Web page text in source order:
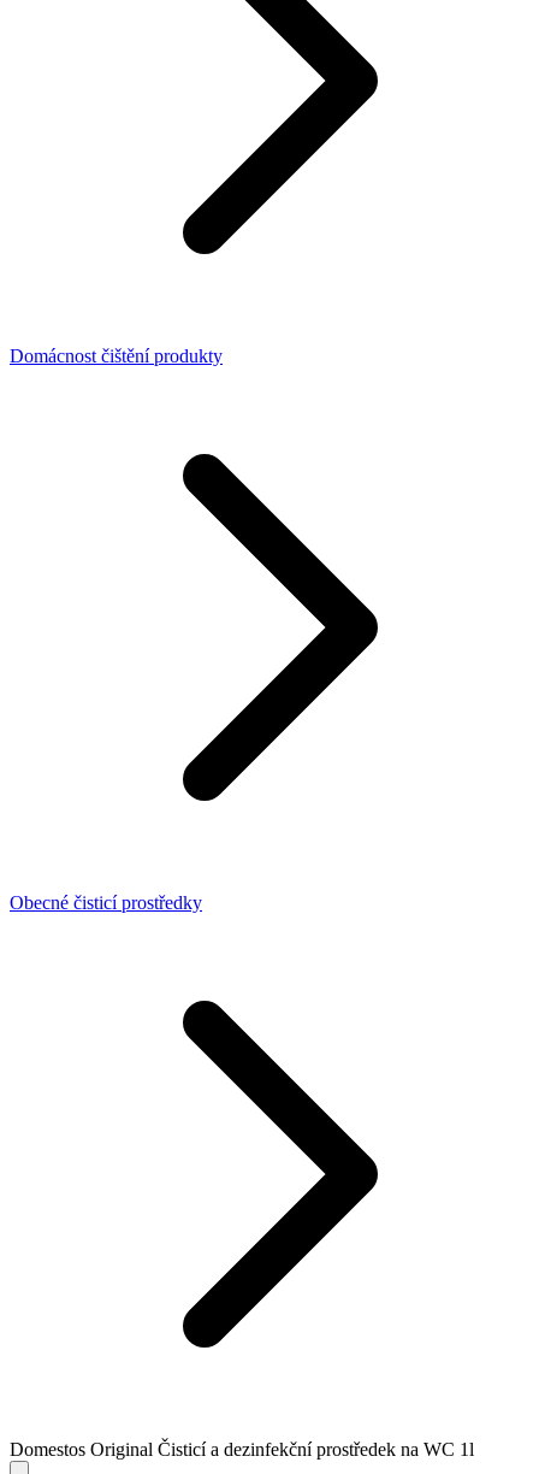
Domácnost čištění produkty
Obecné čisticí prostředky
Domestos Original Čisticí a dezinfekční prostředek na WC 1l